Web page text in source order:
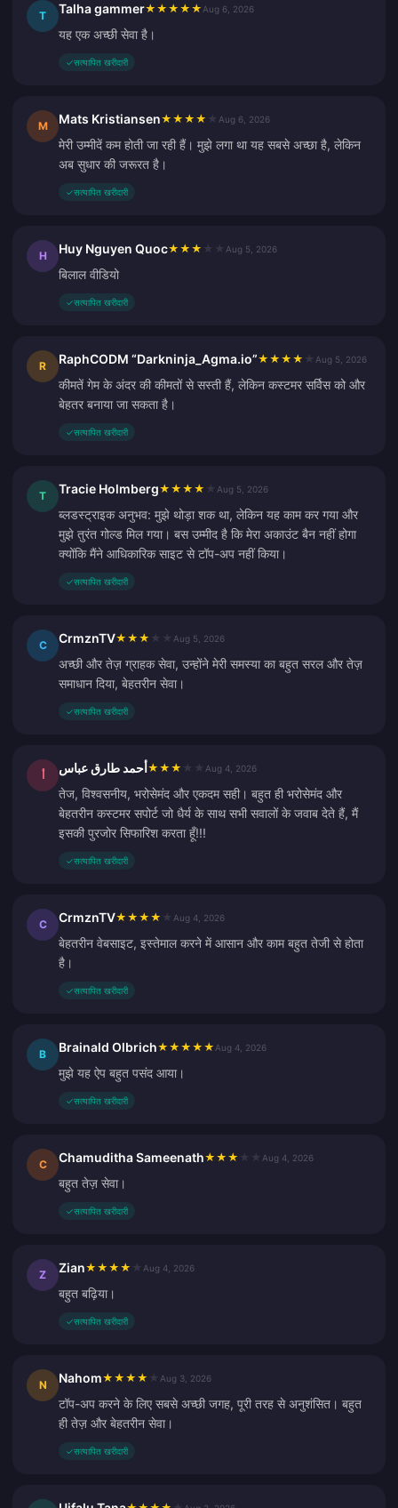
T Talha gammer★ ★ ★ ★ ★ Aug 6, 2026
यह एक अच्छी सेवा है।
✓सत्यापित खरीदारी
M Mats Kristiansen★ ★ ★ ★ Aug 6, 2026
मेरी उम्मीदें कम होती जा रही हैं। मुझे लगा था यह सबसे अच्छा है, लेकिन
अब सुधार की जरूरत है।
✓सत्यापित खरीदारी
H Huy Nguyen Quoc★ ★ ★ Aug 5, 2026
बिलाल वीडियो
✓सत्यापित खरीदारी
R RaphCODM “Darkninja_Agma.io”★ ★ ★ ★ Aug 5, 2026
कीमतें गेम के अंदर की कीमतों से सस्ती हैं, लेकिन कस्टमर सर्विस को और
बेहतर बनाया जा सकता है।
✓सत्यापित खरीदारी
T Tracie Holmberg★ ★ ★ ★ Aug 5, 2026
ब्लडस्ट्राइक अनुभव: मुझे थोड़ा शक था, लेकिन यह काम कर गया और
मुझे तुरंत गोल्ड मिल गया। बस उम्मीद है कि मेरा अकाउंट बैन नहीं होगा
क्योंकि मैंने आधिकारिक साइट से टॉप-अप नहीं किया।
✓सत्यापित खरीदारी
C CrmznTV★ ★ ★ Aug 5, 2026
अच्छी और तेज़ ग्राहक सेवा, उन्होंने मेरी समस्या का बहुत सरल और तेज़
समाधान दिया, बेहतरीन सेवा।
✓सत्यापित खरीदारी
أ أحمد طارق عباس★ ★ ★ Aug 4, 2026
तेज, विश्वसनीय, भरोसेमंद और एकदम सही। बहुत ही भरोसेमंद और
बेहतरीन कस्टमर सपोर्ट जो धैर्य के साथ सभी सवालों के जवाब देते हैं, मैं
इसकी पुरजोर सिफारिश करता हूँ!!!
✓सत्यापित खरीदारी
C CrmznTV★ ★ ★ ★ Aug 4, 2026
बेहतरीन वेबसाइट, इस्तेमाल करने में आसान और काम बहुत तेजी से होता
है।
✓सत्यापित खरीदारी
B Brainald Olbrich★ ★ ★ ★ ★ Aug 4, 2026
मुझे यह ऐप बहुत पसंद आया।
✓सत्यापित खरीदारी
C Chamuditha Sameenath★ ★ ★ Aug 4, 2026
बहुत तेज़ सेवा।
✓सत्यापित खरीदारी
Z Zian★ ★ ★ ★ Aug 4, 2026
बहुत बढ़िया।
✓सत्यापित खरीदारी
N Nahom★ ★ ★ ★ Aug 3, 2026
टॉप-अप करने के लिए सबसे अच्छी जगह, पूरी तरह से अनुशंसित। बहुत
ही तेज़ और बेहतरीन सेवा।
✓सत्यापित खरीदारी